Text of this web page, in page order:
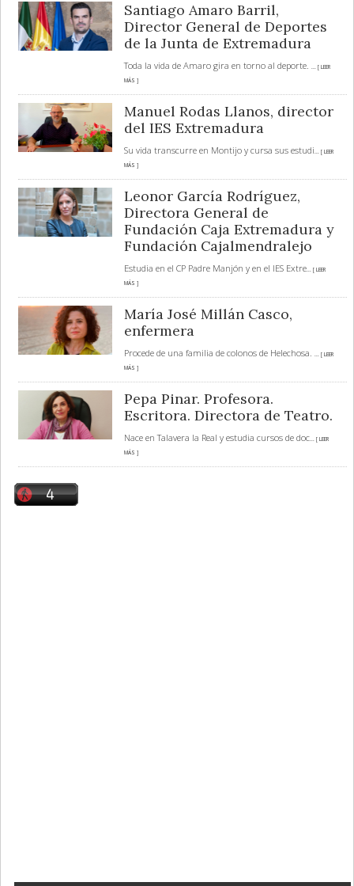
Santiago Amaro Barril,
Director General de Deportes
de la Junta de Extremadura
Toda la vida de Amaro gira en torno al deporte. ... [ LEER
MÁS ]
Manuel Rodas Llanos, director
del IES Extremadura
Su vida transcurre en Montijo y cursa sus estudi... [ LEER
MÁS ]
Leonor García Rodríguez,
Directora General de
Fundación Caja Extremadura y
Fundación Cajalmendralejo
Estudia en el CP Padre Manjón y en el IES Extre... [ LEER
MÁS ]
María José Millán Casco,
enfermera
Procede de una familia de colonos de Helechosa. ... [ LEER
MÁS ]
Pepa Pinar. Profesora.
Escritora. Directora de Teatro.
Nace en Talavera la Real y estudia cursos de doc... [ LEER
MÁS ]